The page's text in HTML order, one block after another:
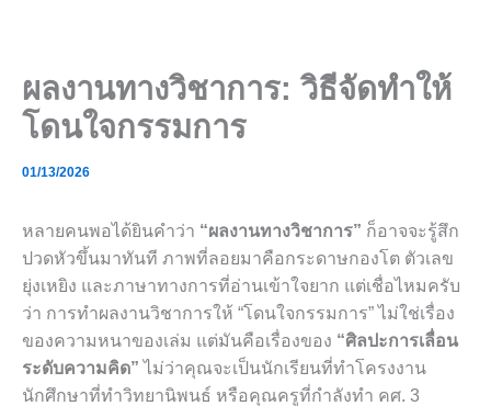
ผลงานทางวิชาการ: วิธีจัดทำให้
โดนใจกรรมการ
01/13/2026
หลายคนพอได้ยินคำว่า “ผลงานทางวิชาการ” ก็อาจจะรู้สึก
ปวดหัวขึ้นมาทันที ภาพที่ลอยมาคือกระดาษกองโต ตัวเลข
ยุ่งเหยิง และภาษาทางการที่อ่านเข้าใจยาก แต่เชื่อไหมครับ
ว่า การทำผลงานวิชาการให้ “โดนใจกรรมการ” ไม่ใช่เรื่อง
ของความหนาของเล่ม แต่มันคือเรื่องของ “ศิลปะการเลื่อน
ระดับความคิด” ไม่ว่าคุณจะเป็นนักเรียนที่ทำโครงงาน
นักศึกษาที่ทำวิทยานิพนธ์ หรือคุณครูที่กำลังทำ คศ. 3